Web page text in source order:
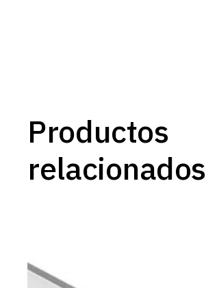
Productos
relacionados